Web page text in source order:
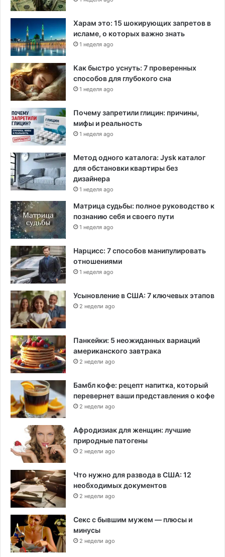
Харам это: 15 шокирующих запретов в
исламе, о которых важно знать
1 неделя ago
Как быстро уснуть: 7 проверенных
способов для глубокого сна
1 неделя ago
Почему запретили глицин: причины,
мифы и реальность
1 неделя ago
Метод одного каталога: Jysk каталог
для обстановки квартиры без
дизайнера
1 неделя ago
Матрица судьбы: полное руководство к
познанию себя и своего пути
1 неделя ago
Нарцисс: 7 способов манипулировать
отношениями
1 неделя ago
Усыновление в США: 7 ключевых этапов
2 недели ago
Панкейки: 5 неожиданных вариаций
американского завтрака
2 недели ago
Бамбл кофе: рецепт напитка, который
перевернет ваши представления о кофе
2 недели ago
Афродизиак для женщин: лучшие
природные патогены
2 недели ago
Что нужно для развода в США: 12
необходимых документов
2 недели ago
Секс с бывшим мужем — плюсы и
минусы
2 недели ago